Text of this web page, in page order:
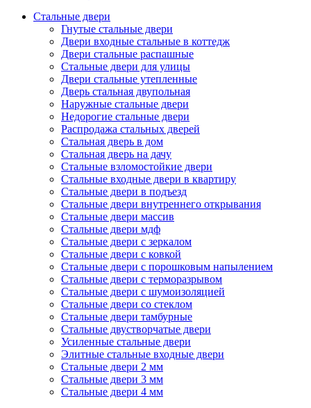
Стальные двери
Гнутые стальные двери
Двери входные стальные в коттедж
Двери стальные распашные
Стальные двери для улицы
Двери стальные утепленные
Дверь стальная двупольная
Наружные стальные двери
Недорогие стальные двери
Распродажа стальных дверей
Стальная дверь в дом
Стальная дверь на дачу
Стальные взломостойкие двери
Стальные входные двери в квартиру
Стальные двери в подъезд
Стальные двери внутреннего открывания
Стальные двери массив
Стальные двери мдф
Стальные двери с зеркалом
Стальные двери с ковкой
Стальные двери с порошковым напылением
Стальные двери с терморазрывом
Стальные двери с шумоизоляцией
Стальные двери со стеклом
Стальные двери тамбурные
Стальные двустворчатые двери
Усиленные стальные двери
Элитные стальные входные двери
Стальные двери 2 мм
Стальные двери 3 мм
Стальные двери 4 мм